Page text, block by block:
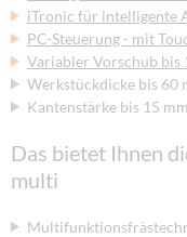
iTronic für intelligente
PC-Steuerung - mit
Variabler Vorschub bis
Werkstückdicke bis 60
Kantenstärke bis 15 mm
Das bietet Ihnen
multi